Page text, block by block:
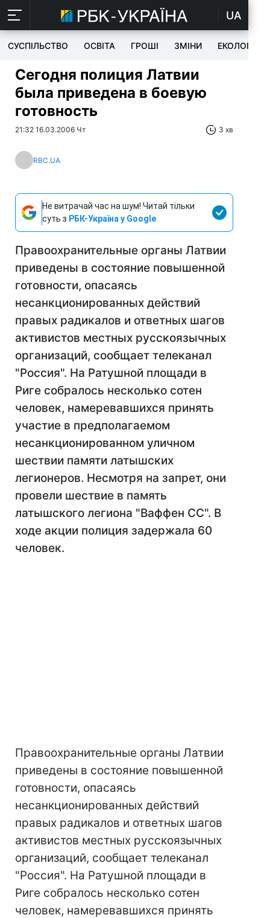
UA
СУСПІЛЬСТВО ОСВІТА ГРОШІ ЗМІНИ ЕКОЛОГІЯ
Сегодня полиция Латвии
была приведена в боевую
готовность
21:32 16.03.2006 Чт 3 хв
RBC.UA
Не витрачай час на шум! Читай тільки
суть з РБК-Україна у Google
Правоохранительные органы Латвии
приведены в состояние повышенной
готовности, опасаясь
несанкционированных действий
правых радикалов и ответных шагов
активистов местных русскоязычных
организаций, сообщает телеканал
"Россия". На Ратушной площади в
Риге собралось несколько сотен
человек, намеревавшихся принять
участие в предполагаемом
несанкционированном уличном
шествии памяти латышских
легионеров. Несмотря на запрет, они
провели шествие в память
латышского легиона "Ваффен СС". В
ходе акции полиция задержала 60
человек.
Правоохранительные органы Латвии
приведены в состояние повышенной
готовности, опасаясь
несанкционированных действий
правых радикалов и ответных шагов
активистов местных русскоязычных
организаций, сообщает телеканал
"Россия". На Ратушной площади в
Риге собралось несколько сотен
человек, намеревавшихся принять